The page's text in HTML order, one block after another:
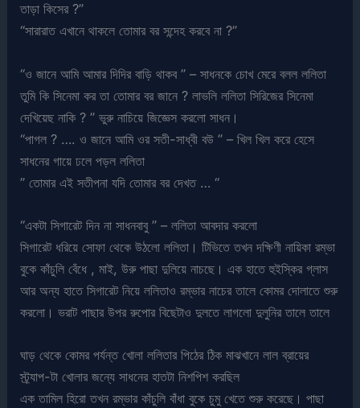
তাড়া কিসের ?”
“সারারাত এখানে থাকলে তোমার বর সন্দেহ করবে না ?”
“ও জানে আমি আমার দিদির বাড়ি থাকব ” – সাধনকে চোখ মেরে বলল ললিতা
তুমি কি সিনেমা কর তা তোমার বর জানে ? লাভলি ললিতা সিরিজের সিনেমা
দেখিয়েছ নাকি ? ” ভুরু নাচিয়ে জিজ্ঞেস করলো সাধন।
“পাগল ? …. ও জানে আমি ওর সতী-সাধ্বী বউ ” – খিল খিল করে হেসে
সাধনের গায়ে ঢলে পড়ল ললিতা
” তোমার এই সতীপনা যদি তোমার বর দেখত … “
“একটা সিগারেট দিন না সাধনবাবু ” – ললিতা আবদার করলো
সিগারেট ধরিয়ে সোফা থেকে উঠলো ললিতা। টিভিতে তখন দক্ষিণী নায়িকা রম্ভা
বুকে কাঁচুলি বেঁধে , মাই, উরু পাছা দুলিয়ে নাচছে। এক হাতে হুইস্কির গ্লাস
আর অন্য হাতে সিগারেট নিয়ে ললিতাও রম্ভার নাচের তালে কোমর দোলাতে শুরু
করলো। ভরাট পাছার উপর রুপোর বিছেটাও দুলতে লাগলো দুলুনির তালে তালে
ঘাড় থেকে কোমর পর্যন্ত খোলা ললিতার পিঠের ঠিক মাঝখানে লাল ব্রায়ের
স্ট্র্যাপ-টা খোলার জন্যে সাধনের হাতটা নিশপিশ করছিল
এক তামিল হিরো তখন রম্ভার কাঁচুলি বাঁধা বুকে চুমু খেতে শুরু করেছে। পাছা